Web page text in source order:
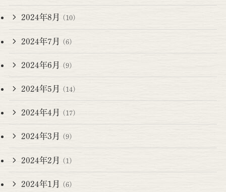
2024年8月 (10)
2024年7月 (6)
2024年6月 (9)
2024年5月 (14)
2024年4月 (17)
2024年3月 (9)
2024年2月 (1)
2024年1月 (6)